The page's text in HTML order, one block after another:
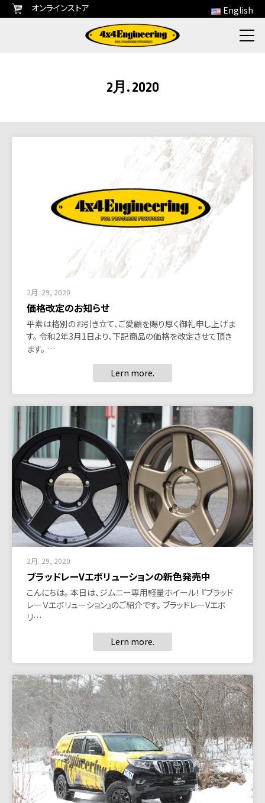
オンラインストア English
2月. 2020
2月. 29, 2020
価格改定のお知らせ
平素は格別のお引き立て、ご愛顧を賜り厚く御礼申し上げま
す。 令和2年3月1日より、下記商品の価格を改定させて頂き
ます。 …
Lern more.
2月. 29, 2020
ブラッドレーVエボリューションの新色発売中
こんにちは。 本日は、ジムニー専用軽量ホイール！ 『ブラッド
レーＶエボリューション』のご紹介です。 ブラッドレーVエボ
リ…
Lern more.